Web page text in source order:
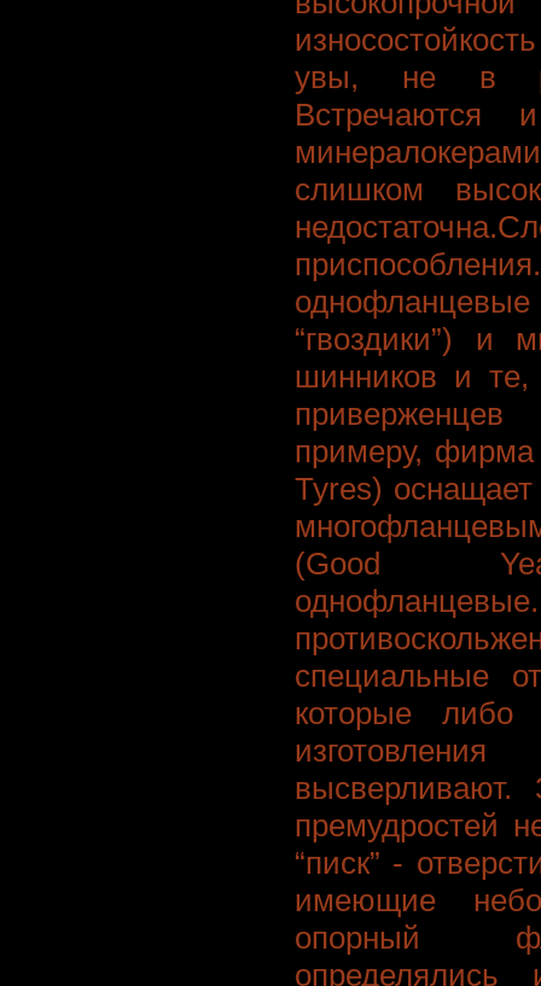
увы, не в
слишком
“гвоздики”) и
шинников и
примеру, фирма
Tyres)
(Good
специальные
которые
премудростей
“писк” -
имеющие
опорный